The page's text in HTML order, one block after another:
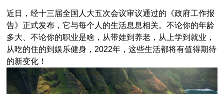
近日，经十三届全国人大五次会议审议通过的《政府工作报
告》正式发布，它与每个人的生活息息相关。不论你的年龄
多大、不论你的职业是啥，从带娃到养老，从上学到就业，
从吃的住的到娱乐健身，2022年，这些生活都将有值得期待
的新变化！